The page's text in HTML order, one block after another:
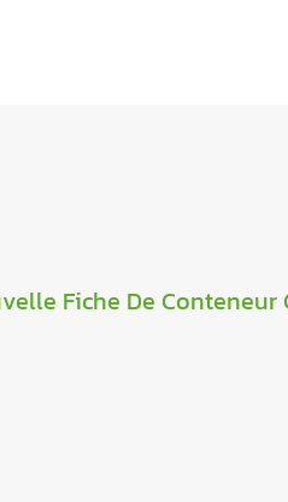
Fiche De